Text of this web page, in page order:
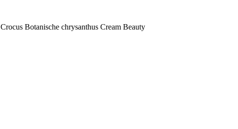
Crocus Botanische chrysanthus Cream Beauty